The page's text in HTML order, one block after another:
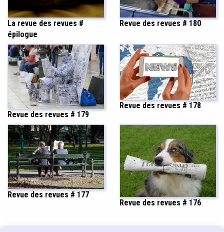
La revue des revues #
épilogue
Revue des revues # 180
Revue des revues # 179
Revue des revues # 178
Revue des revues # 177
Revue des revues # 176